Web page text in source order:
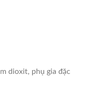
dioxit, phụ gia đặc